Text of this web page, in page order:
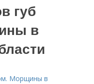
губ
в
Морщины в